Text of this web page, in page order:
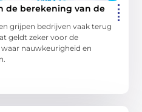
de berekening van de
grijpen bedrijven vaak terug
geldt zeker voor de
nauwkeurigheid en